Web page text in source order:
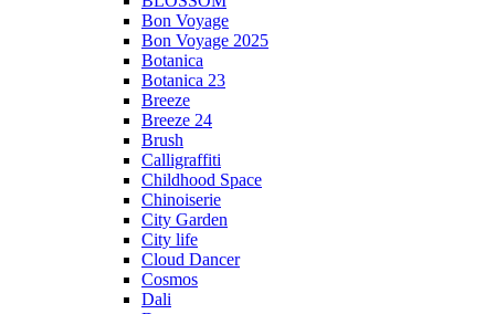
Bon Voyage
Bon Voyage 2025
Botanica
Botanica 23
Breeze
Breeze 24
Brush
Calligraffiti
Childhood Space
Chinoiserie
City Garden
City life
Cloud Dancer
Cosmos
Dali